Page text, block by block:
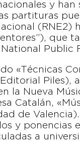
y
partituras
que
Public
«Técnicas
Piles),
la Nueva
Catalán,
de
y ponencias
a